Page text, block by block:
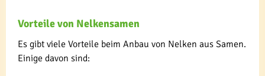
Vorteile von Nelkensamen
Es gibt viele Vorteile beim Anbau von Nelken aus Samen.
Einige davon sind: